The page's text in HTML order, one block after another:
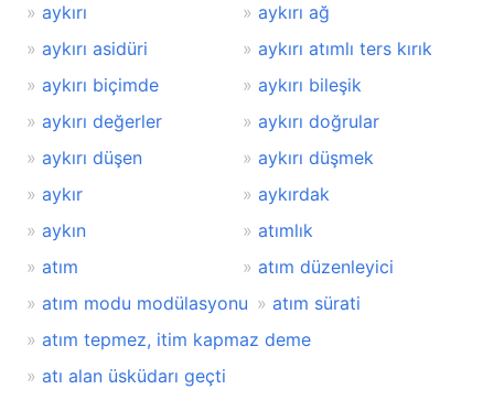
aykırı
aykırı ağ
aykırı asidüri
aykırı atımlı ters kırık
aykırı biçimde
aykırı bileşik
aykırı değerler
aykırı doğrular
aykırı düşen
aykırı düşmek
aykır
aykırdak
aykın
atımlık
atım
atım düzenleyici
atım modu modülasyonu
atım sürati
atım tepmez, itim kapmaz deme
atı alan üsküdarı geçti